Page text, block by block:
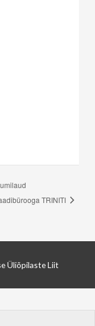
TRINITI
Üliõpilaste Liit